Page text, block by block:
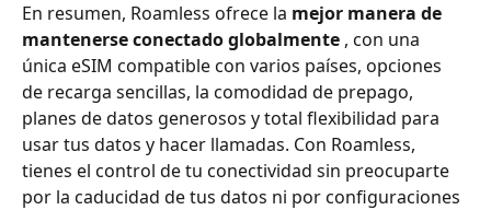
En resumen, Roamless ofrece la mejor manera de
mantenerse conectado globalmente , con una
única eSIM compatible con varios países, opciones
de recarga sencillas, la comodidad de prepago,
planes de datos generosos y total flexibilidad para
usar tus datos y hacer llamadas. Con Roamless,
tienes el control de tu conectividad sin preocuparte
por la caducidad de tus datos ni por configuraciones